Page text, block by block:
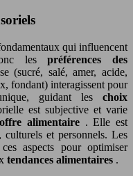
qui influencent
lespréférences des
(sucré, salé, amer, acide,
fondant) interagissent pour
guidant les choix
est subjective et varie
offre alimentaire . Elle est
culturels et personnels. Les
aspects pour optimiser
tendances alimentaires .